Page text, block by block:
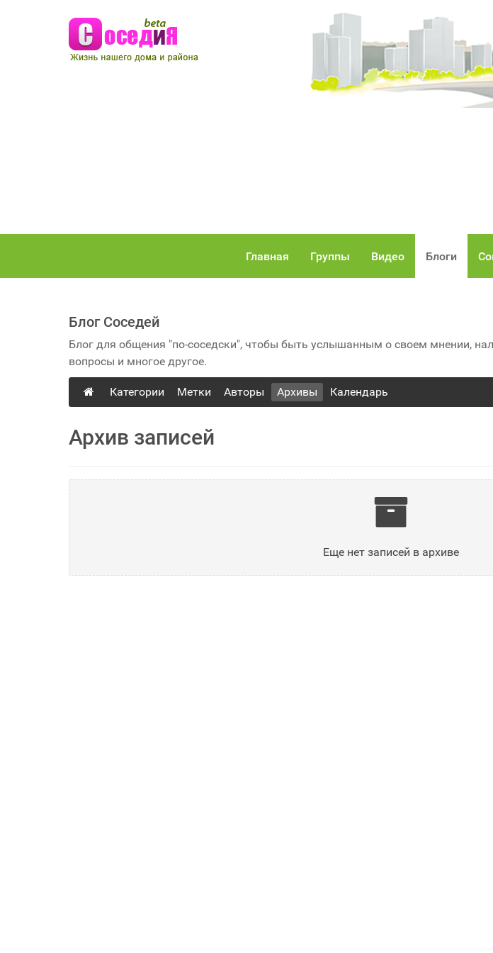
Главная Группы Видео Блоги
Блог Соседей
Блог для общения "по-соседски", чтобы быть услышанным о своем мнении,
вопросы и многое другое.
Категории Метки Авторы Архивы Календарь
Архив записей
Еще нет записей в архиве